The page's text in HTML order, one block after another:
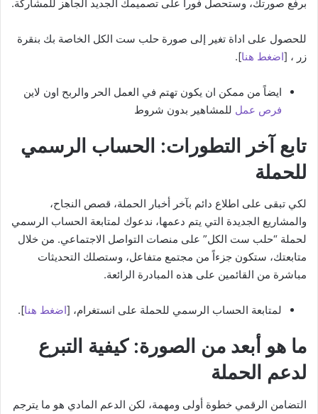
برفع صورتك، وستحصل فوراً على تصميمك الجديد الجاهز للمشاركة.
للحصول على اداة تغير إلى صورة حلب ست الكل الخاصة بك بنقرة
زر ، [اضغط هنا].
ايضاً من ممكن ان يكون تهتم في العمل الحر والربح اون لاين
فرص عمل للمشاهير بدون شروط
تابع آخر التطورات: الحساب الرسمي
للحملة
لكي تبقى على اطلاع دائم بآخر أخبار الحملة، قصص النجاح،
والمشاريع الجديدة التي يتم دعمها، ندعوك لمتابعة الحساب الرسمي
لحملة “حلب ست الكل” على منصات التواصل الاجتماعي. من خلال
متابعتك، ستكون جزءاً من مجتمع متفاعل، وستصلك التحديثات
مباشرة من القائمين على هذه المبادرة الرائعة.
لمتابعة الحساب الرسمي للحملة على انستغرام، [اضغط هنا].
ما هو أبعد من الصورة: كيفية التبرع
لدعم الحملة
التضامن الرقمي خطوة أولى ومهمة، لكن الدعم المادي هو ما يترجم